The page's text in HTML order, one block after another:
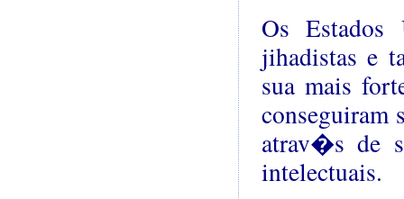
Os
jihadistas e
sua mais
atrav�s de
intelectuais.